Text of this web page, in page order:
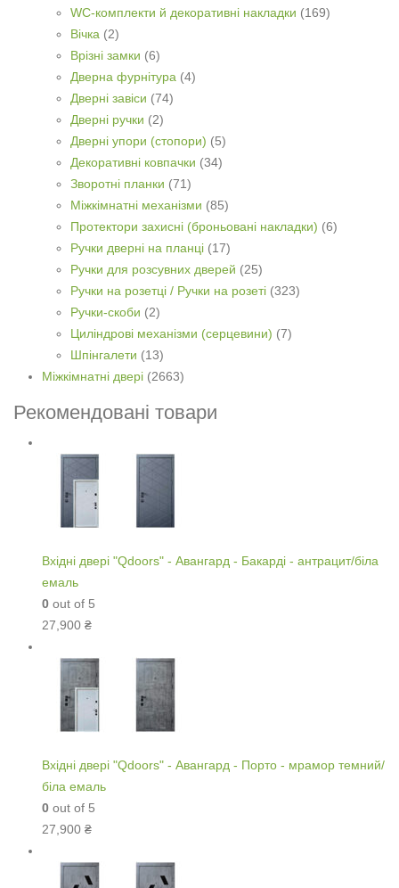
WC-комплекти й декоративні накладки (169)
Вічка (2)
Врізні замки (6)
Дверна фурнітура (4)
Дверні завіси (74)
Дверні ручки (2)
Дверні упори (стопори) (5)
Декоративні ковпачки (34)
Зворотні планки (71)
Міжкімнатні механізми (85)
Протектори захисні (броньовані накладки) (6)
Ручки дверні на планці (17)
Ручки для розсувних дверей (25)
Ручки на розетці / Ручки на розеті (323)
Ручки-скоби (2)
Циліндрові механізми (серцевини) (7)
Шпінгалети (13)
Міжкімнатні двері (2663)
Рекомендовані товари
Вхідні двері "Qdoors" - Авангард - Бакарді - антрацит/біла
емаль
0 out of 5
27,900 ₴
Вхідні двері "Qdoors" - Авангард - Порто - мрамор темний/
біла емаль
0 out of 5
27,900 ₴